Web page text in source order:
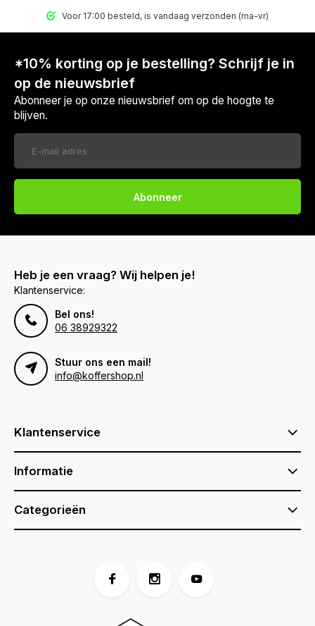
Voor 17:00 besteld, is vandaag verzonden (ma-vr)
*10% korting op je bestelling? Schrijf je in
op de nieuwsbrief
Abonneer je op onze nieuwsbrief om op de hoogte te
blijven.
Abonneer
Heb je een vraag? Wij helpen je!
Klantenservice:
Bel ons!
06 38929322
Stuur ons een mail!
info@koffershop.nl
Klantenservice
Informatie
Categorieën